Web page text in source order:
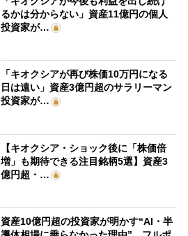
るかは分からない」資産11億円の個人
投資家が…
「キオクシアが再び株価10万円になる
日は遠い」資産3億円超のサラリーマン
投資家が…
【キオクシア・ショック後に「株価倍
増」も期待できる注目銘柄5選】資産3
億円超・…
資産10億円超の投資家が明かす“AI・半